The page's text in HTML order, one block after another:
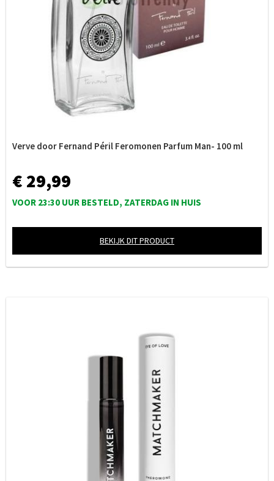
Verve door Fernand Péril Feromonen Parfum Man- 100 ml
€ 29,99
VOOR 23:30 UUR BESTELD, ZATERDAG IN HUIS
BEKIJK DIT PRODUCT